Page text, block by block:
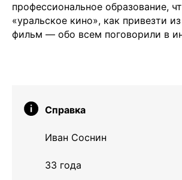
профессиональное образование,
«уральское кино», как привезти
фильм — обо всем поговорили в
Справка
Иван Соснин
33 года